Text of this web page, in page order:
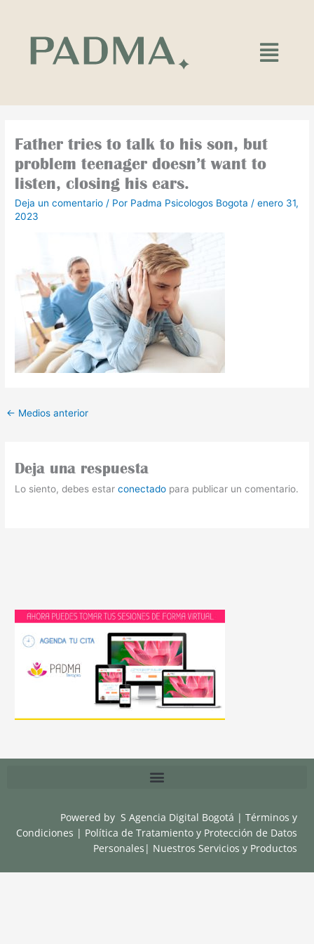
contenido
Main
Menu
Father tries to talk to his son, but
problem teenager doesn’t want to
listen, closing his ears.
Deja un comentario / Por Padma Psicologos Bogota /enero 31,
2023
← Medios anterior
Deja una respuesta
Lo siento, debes estarconectado para publicar un comentario.
Powered by S Agencia Digital Bogotá |Términos y
Condiciones | Política de Tratamiento y Protección de Datos
Personales | Nuestros Servicios y Productos